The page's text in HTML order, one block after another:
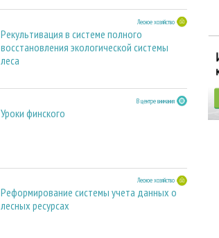
Лесное хозяйство
Рекультивация в системе полного
восстановления экологической системы
леса
В центре внимания
Уроки финского
Лесное хозяйство
Реформирование системы учета данных о
лесных ресурсах